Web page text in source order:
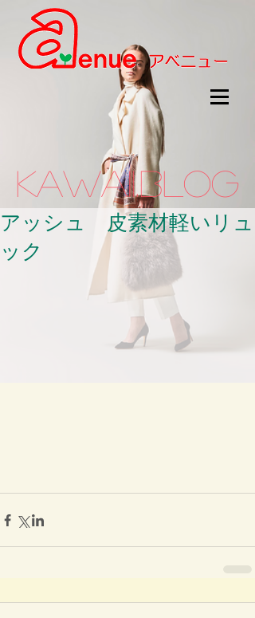
kawaii.BLOG
アッシュ 皮素材軽いリュ
ック